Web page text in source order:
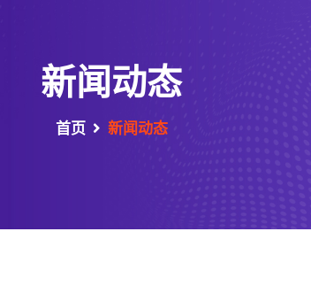
新闻动态
首页 新闻动态